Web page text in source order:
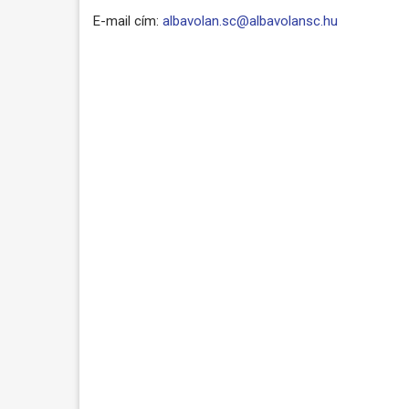
E-mail cím: albavolan.sc@albavolansc.hu